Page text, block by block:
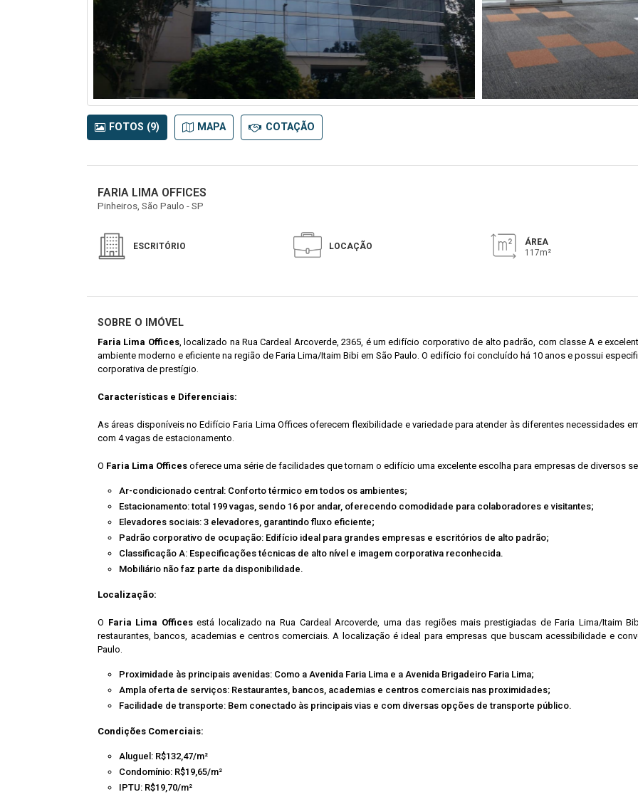
FOTOS (9) MAPA COTAÇÃO
FARIA LIMA OFFICES
Pinheiros, São Paulo - SP
ESCRITÓRIO LOCAÇÃO
ÁREA
117m²
SOBRE O IMÓVEL
Faria Lima Offices, localizado na Rua Cardeal Arcoverde, 2365, é um edifício corporativo de alto padrão, com classe A e
ambiente moderno e eficiente na região de Faria Lima/Itaim Bibi em São Paulo. O edifício foi concluído há 10 anos e possui
corporativa de prestígio.
Características e Diferenciais:
As áreas disponíveis no Edifício Faria Lima Offices oferecem flexibilidade e variedade para atender às diferentes necessidades
com 4 vagas de estacionamento.
O Faria Lima Offices oferece uma série de facilidades que tornam o edifício uma excelente escolha para empresas de diversos
Ar-condicionado central: Conforto térmico em todos os ambientes;
Estacionamento: total 199 vagas, sendo 16 por andar, oferecendo comodidade para colaboradores e visitantes;
Elevadores sociais: 3 elevadores, garantindo fluxo eficiente;
Padrão corporativo de ocupação: Edifício ideal para grandes empresas e escritórios de alto padrão;
Classificação A: Especificações técnicas de alto nível e imagem corporativa reconhecida.
Mobiliário não faz parte da disponibilidade.
Localização:
O Faria Lima Officesestá localizado na Rua Cardeal Arcoverde, uma das regiões mais prestigiadas de Faria Lima/Itaim
restaurantes, bancos, academias e centros comerciais. A localização é ideal para empresas que buscam acessibilidade e
Paulo.
Proximidade às principais avenidas: Como a Avenida Faria Lima e a Avenida Brigadeiro Faria Lima;
Ampla oferta de serviços: Restaurantes, bancos, academias e centros comerciais nas proximidades;
Facilidade de transporte: Bem conectado às principais vias e com diversas opções de transporte público.
Condições Comerciais:
Aluguel: R$132,47/m²
Condomínio: R$19,65/m²
IPTU: R$19,70/m²